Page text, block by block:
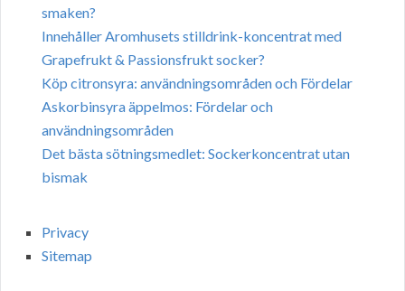
smaken?
Innehåller Aromhusets stilldrink-koncentrat med
Grapefrukt & Passionsfrukt socker?
Köp citronsyra: användningsområden och Fördelar
Askorbinsyra äppelmos: Fördelar och
användningsområden
Det bästa sötningsmedlet: Sockerkoncentrat utan
bismak
Privacy
Sitemap